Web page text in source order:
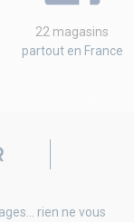
22 magasins
partout en France
rien ne vous